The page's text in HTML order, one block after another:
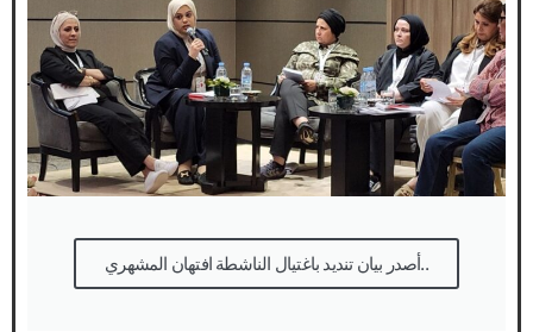
أصدر بيان تنديد باغتيال الناشطة افتهان المشهري..